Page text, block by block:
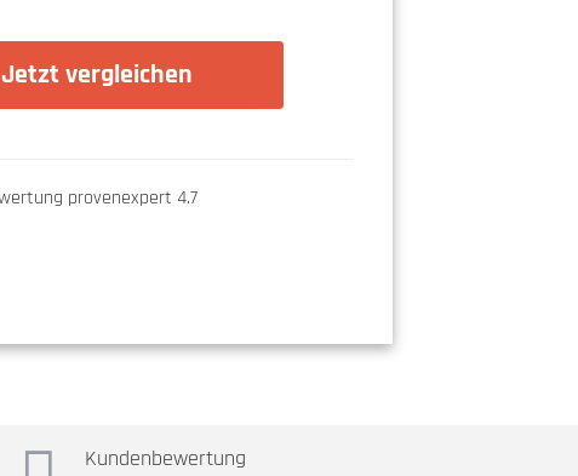
Jetzt vergleichen
Kundenbewertung